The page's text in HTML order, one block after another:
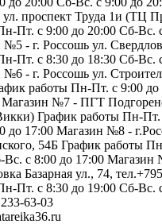
проспект Труда 1и (ТЦ
Пт. с 9:00 до 20:00 Сб-Вс.
- г. Россошь ул.
Пт. с 8:30 до 18:30 Сб-Вс.
№6 - г. Россошь ул.
работы Пн-Пт. с 9:00
Магазин №7 - ПГТ
График работы Пн-Пт.
до 17:00 Магазин №8 -
54Б График работы
Вс. с 8:00 до 17:00 Магазин
Базарная ул., 74,
Пт. с 8:30 до 19:00 Сб-Вс.
63-03